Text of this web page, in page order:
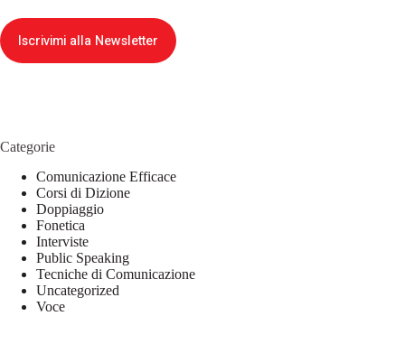
Iscrivimi alla Newsletter
Categorie
Comunicazione Efficace
Corsi di Dizione
Doppiaggio
Fonetica
Interviste
Public Speaking
Tecniche di Comunicazione
Uncategorized
Voce